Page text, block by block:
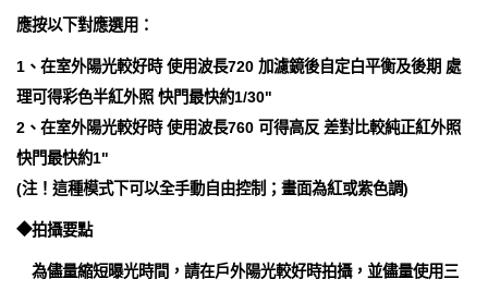
應按以下對應選用：
1、在室外陽光較好時 使用波長720 加濾鏡後自定白平衡及後期 處
理可得彩色半紅外照 快門最快約1/30"
2、在室外陽光較好時 使用波長760 可得高反 差對比較純正紅外照
快門最快約1"
(注！這種模式下可以全手動自由控制；畫面為紅或紫色調)
◆拍攝要點
為儘量縮短曝光時間，請在戶外陽光較好時拍攝，並儘量使用三